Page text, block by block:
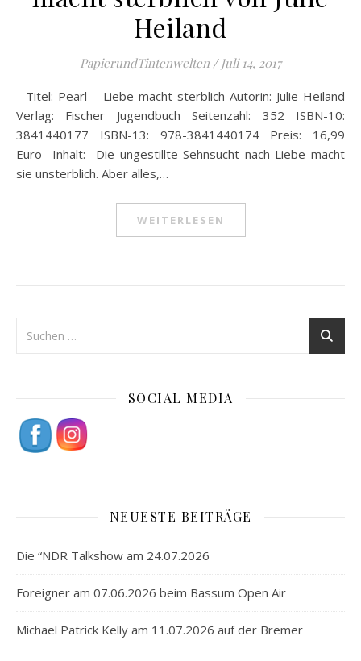
Heiland
PapierundTintenwelten / Juli 14, 2017
Titel: Pearl – Liebe macht sterblich Autorin: Julie Heiland
Verlag: Fischer Jugendbuch Seitenzahl: 352 ISBN-10:
3841440177 ISBN-13: 978-3841440174 Preis: 16,99
Euro Inhalt: Die ungestillte Sehnsucht nach Liebe macht
sie unsterblich. Aber alles,…
WEITERLESEN
SOCIAL MEDIA
NEUESTE BEITRÄGE
Die “NDR Talkshow am 24.07.2026
Foreigner am 07.06.2026 beim Bassum Open Air
Michael Patrick Kelly am 11.07.2026 auf der Bremer